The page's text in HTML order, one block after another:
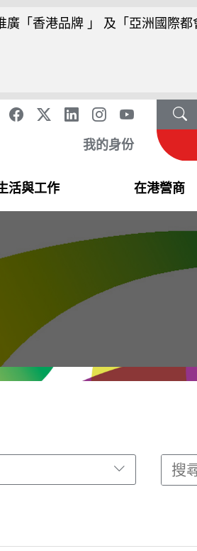
廣「香港品牌 」 及「亞洲國際都
我的身份
活與工作 在港營商